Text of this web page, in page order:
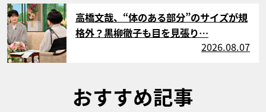
サムネイル
高橋文哉、“体のある部分”のサイズが規
格外？黒柳徹子も目を見張り…
2026.08.07
おすすめ記事